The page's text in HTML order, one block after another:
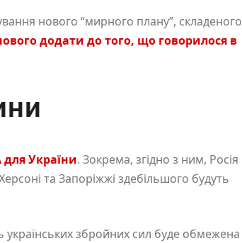
нового “мирного плану”, складеного
додати до того, що говорилося в
для України. Зокрема, згідно з ним, Росія
та Запоріжжі здебільшого будуть
українських збройних сил буде обмежена